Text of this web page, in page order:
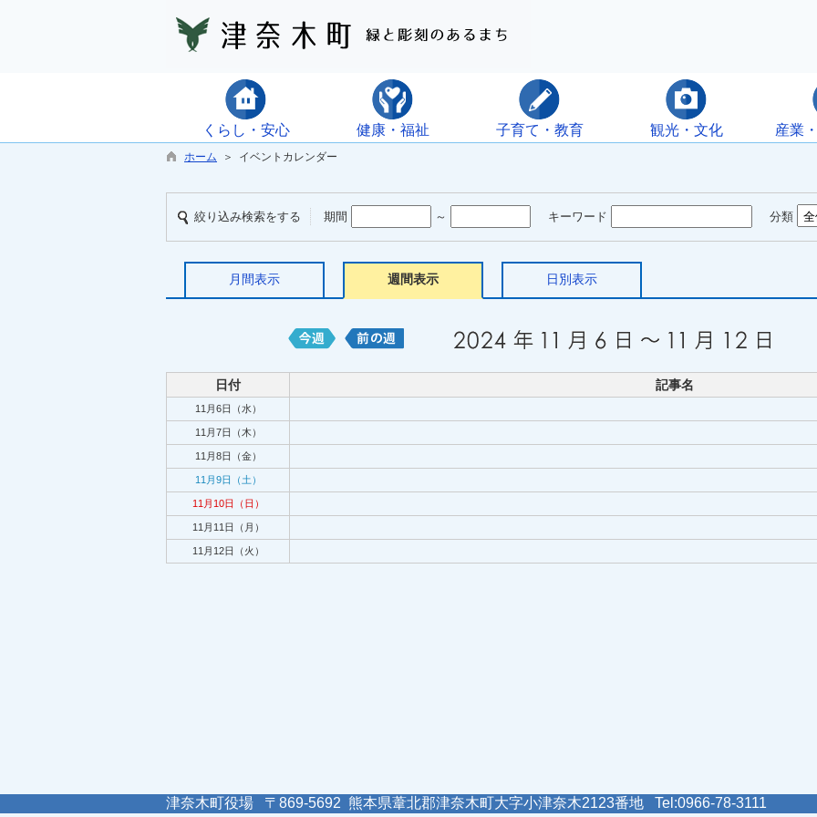
くらし・安心 健康・福祉 子育て・教育 観光・文化 産業
ホーム ＞ イベントカレンダー
絞り込み検索をする 期間 ～ キーワード 分類
月間表示 週間表示 日別表示
日付 記事名
11月6日（水）
11月7日（木）
11月8日（金）
11月9日（土）
11月10日（日）
11月11日（月）
11月12日（火）
津奈木町役場 〒869-5692 熊本県葦北郡津奈木町大字小津奈木2123番地 Tel:0966-78-3111